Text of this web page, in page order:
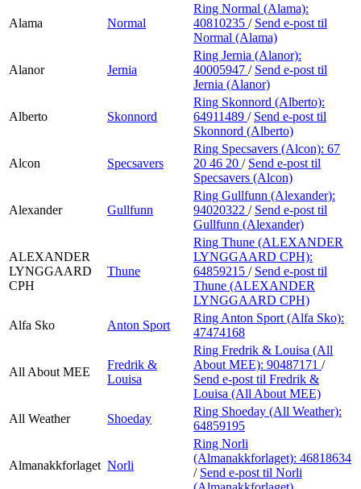
Alama Normal
Ring Normal (Alama):
40810235 / Send e-post til
Normal (Alama)
Alanor Jernia
Ring Jernia (Alanor):
40005947 / Send e-post til
Jernia (Alanor)
Alberto Skonnord
Ring Skonnord (Alberto):
64911489 / Send e-post til
Skonnord (Alberto)
Alcon Specsavers
Ring Specsavers (Alcon): 67
20 46 20 / Send e-post til
Specsavers (Alcon)
Alexander Gullfunn
Ring Gullfunn (Alexander):
94020322 / Send e-post til
Gullfunn (Alexander)
ALEXANDER
LYNGGAARD
CPH
Thune
Ring Thune (ALEXANDER
LYNGGAARD CPH):
64859215 / Send e-post til
Thune (ALEXANDER
LYNGGAARD CPH)
Alfa Sko
Anton Sport
Ring Anton Sport (Alfa Sko):
47474168
All About MEE
Fredrik &
Louisa
Ring Fredrik & Louisa (All
About MEE): 90487171 /
Send e-post til Fredrik &
Louisa (All About MEE)
All Weather
Shoeday
Ring Shoeday (All Weather):
64859195
Almanakkforlaget Norli
Ring Norli
(Almanakkforlaget): 46818634
/ Send e-post til Norli